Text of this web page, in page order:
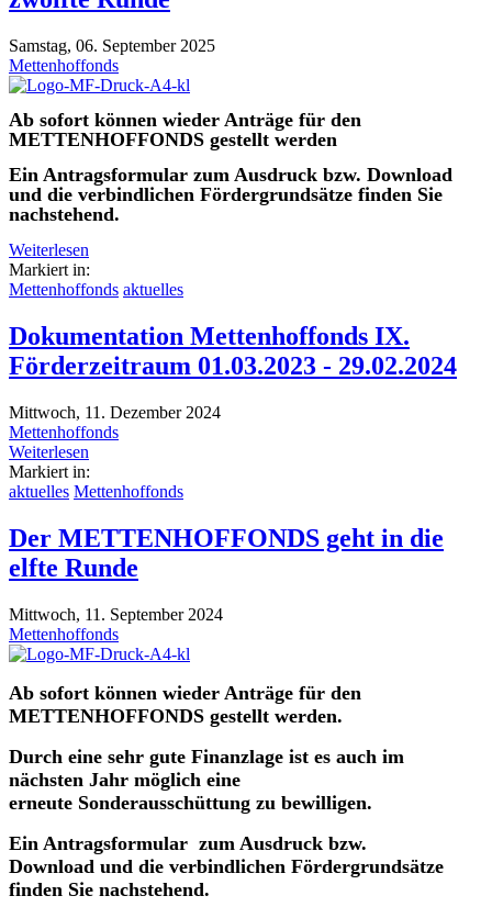
Samstag, 06. September 2025
Mettenhoffonds
Ab sofort können wieder Anträge für den
METTENHOFFONDS gestellt werden
Ein Antragsformular zum Ausdruck bzw. Download
und die verbindlichen Fördergrundsätze finden Sie
nachstehend.
Weiterlesen
Markiert in:
Mettenhoffonds aktuelles
Dokumentation Mettenhoffonds IX.
Förderzeitraum 01.03.2023 - 29.02.2024
Mittwoch, 11. Dezember 2024
Mettenhoffonds
Weiterlesen
Markiert in:
aktuelles Mettenhoffonds
Der METTENHOFFONDS geht in die
elfte Runde
Mittwoch, 11. September 2024
Mettenhoffonds
Ab sofort können wieder Anträge für den
METTENHOFFONDS gestellt werden.
Durch eine sehr gute Finanzlage ist es auch im
nächsten Jahr möglich eine
erneute Sonderausschüttung zu bewilligen.
Ein Antragsformular zum Ausdruck bzw.
Download und die verbindlichen Fördergrundsätze
finden Sie nachstehend.